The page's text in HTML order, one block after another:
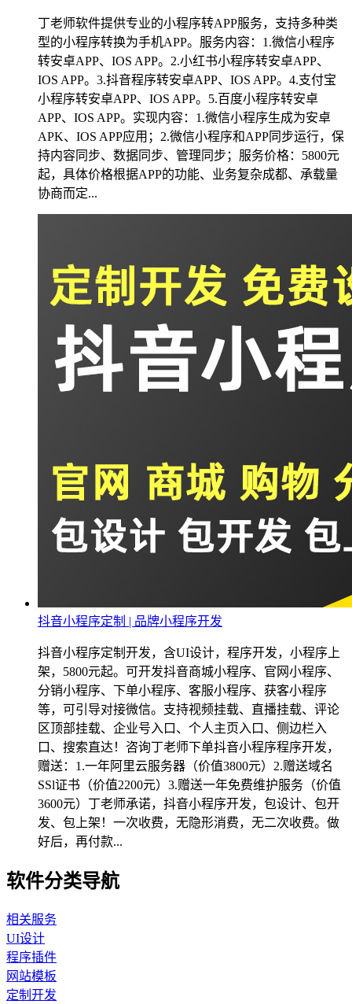
丁老师软件提供专业的小程序转APP服务，支持多种类
型的小程序转换为手机APP。服务内容：1.微信小程序
转安卓APP、IOS APP。2.小红书小程序转安卓APP、
IOS APP。3.抖音程序转安卓APP、IOS APP。4.支付宝
小程序转安卓APP、IOS APP。5.百度小程序转安卓
APP、IOS APP。实现内容：1.微信小程序生成为安卓
APK、IOS APP应用；2.微信小程序和APP同步运行，保
持内容同步、数据同步、管理同步；服务价格：5800元
起，具体价格根据APP的功能、业务复杂成都、承载量
协商而定...
抖音小程序定制 | 品牌小程序开发
抖音小程序定制开发，含UI设计，程序开发，小程序上
架，5800元起。可开发抖音商城小程序、官网小程序、
分销小程序、下单小程序、客服小程序、获客小程序
等，可引导对接微信。支持视频挂载、直播挂载、评论
区顶部挂载、企业号入口、个人主页入口、侧边栏入
口、搜索直达！咨询丁老师下单抖音小程序程序开发，
赠送：1.一年阿里云服务器（价值3800元）2.赠送域名
SSl证书（价值2200元）3.赠送一年免费维护服务（价值
3600元）丁老师承诺，抖音小程序开发，包设计、包开
发、包上架！一次收费，无隐形消费，无二次收费。做
好后，再付款...
软件分类导航
相关服务
UI设计
程序插件
网站模板
定制开发